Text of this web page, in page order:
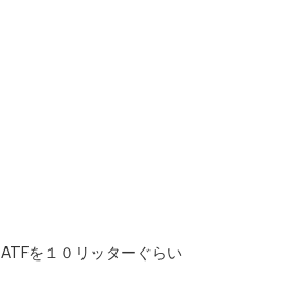
を１０リッターぐらい